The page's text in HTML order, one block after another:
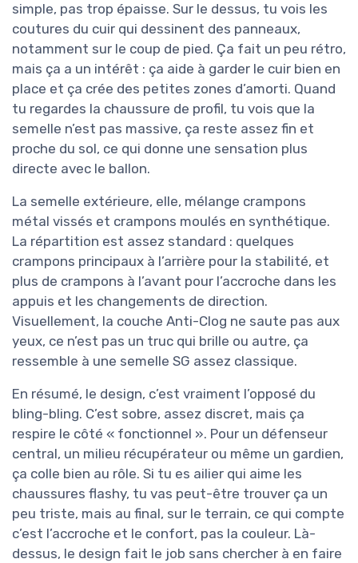
simple, pas trop épaisse. Sur le dessus, tu vois les
coutures du cuir qui dessinent des panneaux,
notamment sur le coup de pied. Ça fait un peu rétro,
mais ça a un intérêt : ça aide à garder le cuir bien en
place et ça crée des petites zones d’amorti. Quand
tu regardes la chaussure de profil, tu vois que la
semelle n’est pas massive, ça reste assez fin et
proche du sol, ce qui donne une sensation plus
directe avec le ballon.
La semelle extérieure, elle, mélange crampons
métal vissés et crampons moulés en synthétique.
La répartition est assez standard : quelques
crampons principaux à l’arrière pour la stabilité, et
plus de crampons à l’avant pour l’accroche dans les
appuis et les changements de direction.
Visuellement, la couche Anti-Clog ne saute pas aux
yeux, ce n’est pas un truc qui brille ou autre, ça
ressemble à une semelle SG assez classique.
En résumé, le design, c’est vraiment l’opposé du
bling-bling. C’est sobre, assez discret, mais ça
respire le côté « fonctionnel ». Pour un défenseur
central, un milieu récupérateur ou même un gardien,
ça colle bien au rôle. Si tu es ailier qui aime les
chaussures flashy, tu vas peut-être trouver ça un
peu triste, mais au final, sur le terrain, ce qui compte
c’est l’accroche et le confort, pas la couleur. Là-
dessus, le design fait le job sans chercher à en faire